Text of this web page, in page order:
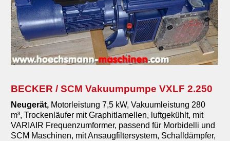
Gabelstapler Hubwagen Arbeitsbuehnen
Werkstattofen, Heizanlagen
Zerspanungs- & Elektrowerkzeuge
Diverses
Maschinenankauf
Shop
Videos
BECKER / SCM Vakuumpumpe VXLF 2.250
Neugerät, Motorleistung 7,5 kW, Vakuumleistung 280
m³, Trockenläufer mit Graphitlamellen, luftgekühlt, mit
VARIAIR Frequenzumformer, passend für Morbidelli und
SCM Maschinen, mit Ansaugfiltersystem, Schalldämpfer,